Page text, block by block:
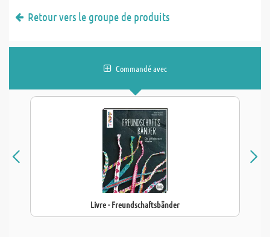
Retour vers le groupe de produits
Commandé avec
Livre - Freundschaftsbänder